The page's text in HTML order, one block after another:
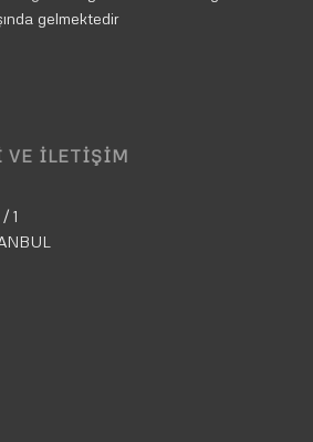
gelmektedir
VE İLETIŞIM
1